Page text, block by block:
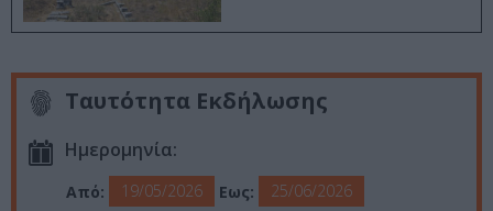
Ταυτότητα Εκδήλωσης
Ημερομηνία:
Από: 19/05/2026 Εως:
25/06/2026